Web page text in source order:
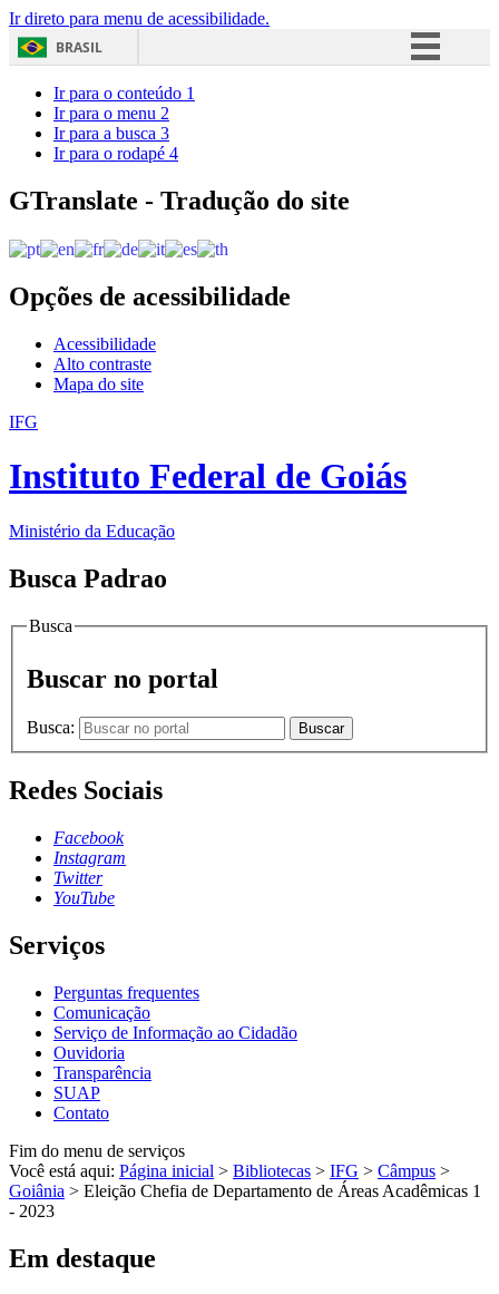
Ir direto para menu de acessibilidade.
BRASIL
Acesso à informação
Ir para o conteúdo 1
Ir para o menu 2
Ir para a busca 3
Ir para o rodapé 4
GTranslate - Tradução do site
Opções de acessibilidade
Acessibilidade
Alto contraste
Mapa do site
IFG
Instituto Federal de Goiás
Ministério da Educação
Busca Padrao
Busca
Buscar no portal
Busca: Buscar
Redes Sociais
Facebook
Instagram
Twitter
YouTube
Serviços
Perguntas frequentes
Comunicação
Serviço de Informação ao Cidadão
Ouvidoria
Transparência
SUAP
Contato
Fim do menu de serviços
Você está aqui: Página inicial > Bibliotecas > IFG > Câmpus >
Goiânia > Eleição Chefia de Departamento de Áreas Acadêmicas 1
- 2023
Em destaque